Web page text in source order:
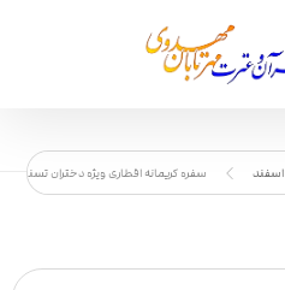
اسفند سفره کریمانه افطاری ویژه دختران تسنیم